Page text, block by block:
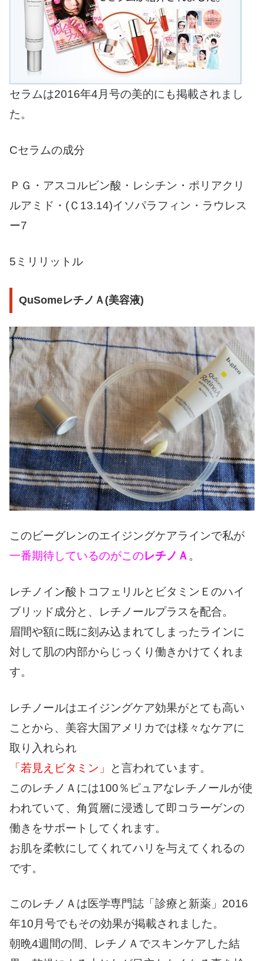
セラムは2016年4月号の美的にも掲載されまし
た。
Cセラムの成分
ＰＧ・アスコルビン酸・レシチン・ポリアクリ
ルアミド・(Ｃ13.14)イソパラフィン・ラウレス
ー7
5ミリリットル
QuSomeレチノＡ(美容液)
このビーグレンのエイジングケアラインで私が
一番期待しているのがこのレチノＡ 。
レチノイン酸トコフェリルとビタミンＥのハイ
ブリッド成分と、レチノールプラスを配合。
眉間や額に既に刻み込まれてしまったラインに
対して肌の内部からじっくり働きかけてくれま
す。
レチノールはエイジングケア効果がとても高い
ことから、美容大国アメリカでは様々なケアに
取り入れられ
「若見えビタミン」
と言われています。
このレチノＡには100％ピュアなレチノールが使
われていて、角質層に浸透して即コラーゲンの
働きをサポートしてくれます。
お肌を柔軟にしてくれてハリを与えてくれるの
です。
このレチノＡは医学専門誌「診療と新薬」2016
年10月号でもその効果が掲載されました。
朝晩4週間の間、レチノＡでスキンケアした結